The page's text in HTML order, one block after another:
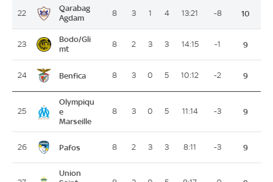
22
Qarabag
Agdam
8 3 1 4 13:21 -8 10
23
Bodo/Gli
mt
8 2 3 3 14:15 -1 9
24 Benfica 8 3 0 5 10:12 -2 9
25
Olympiqu
e
Marseille
8 3 0 5 11:14 -3 9
26 Pafos 8 2 3 3 8:11 -3 9
Union